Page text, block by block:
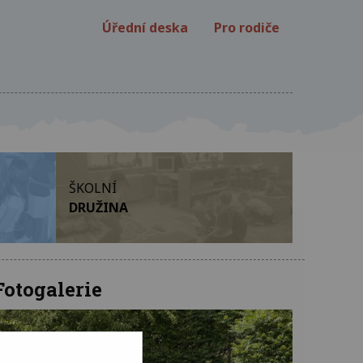
Úřední deska Pro rodiče
ŠKOLNÍ
DRUŽINA